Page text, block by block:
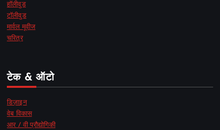
हॉलीवुड
टॉलीवुड
मार्वल मूवीज
चरित्र
टेक & ऑटो
डिज़ाइन
वेब विकास
आर / वी प्रौद्योगिकी